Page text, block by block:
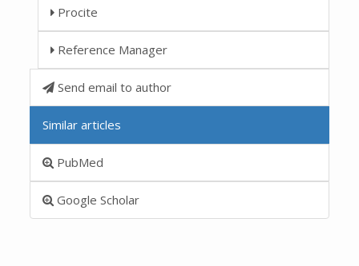
Procite
Reference Manager
Send email to author
Similar articles
PubMed
Google Scholar